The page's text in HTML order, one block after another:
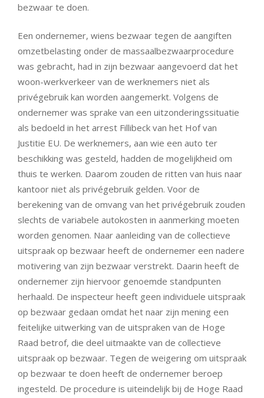
bezwaar te doen.
Een ondernemer, wiens bezwaar tegen de aangiften
omzetbelasting onder de massaalbezwaarprocedure
was gebracht, had in zijn bezwaar aangevoerd dat het
woon-werkverkeer van de werknemers niet als
privégebruik kan worden aangemerkt. Volgens de
ondernemer was sprake van een uitzonderingssituatie
als bedoeld in het arrest Fillibeck van het Hof van
Justitie EU. De werknemers, aan wie een auto ter
beschikking was gesteld, hadden de mogelijkheid om
thuis te werken. Daarom zouden de ritten van huis naar
kantoor niet als privégebruik gelden. Voor de
berekening van de omvang van het privégebruik zouden
slechts de variabele autokosten in aanmerking moeten
worden genomen. Naar aanleiding van de collectieve
uitspraak op bezwaar heeft de ondernemer een nadere
motivering van zijn bezwaar verstrekt. Daarin heeft de
ondernemer zijn hiervoor genoemde standpunten
herhaald. De inspecteur heeft geen individuele uitspraak
op bezwaar gedaan omdat het naar zijn mening een
feitelijke uitwerking van de uitspraken van de Hoge
Raad betrof, die deel uitmaakte van de collectieve
uitspraak op bezwaar. Tegen de weigering om uitspraak
op bezwaar te doen heeft de ondernemer beroep
ingesteld. De procedure is uiteindelijk bij de Hoge Raad